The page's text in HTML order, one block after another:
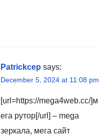
Patrickcep says:
December 5, 2024 at 11:08 pm
[url=https://mega4web.cc/]м
ега рутор[/url] – mega
зеркала, мега сайт